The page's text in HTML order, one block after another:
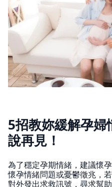
5招教妳緩解孕婦
說再見！
為了穩定孕期情緒，建議懷
懷孕情緒問題或憂鬱徵兆，
對外發出求救訊號，尋求幫助